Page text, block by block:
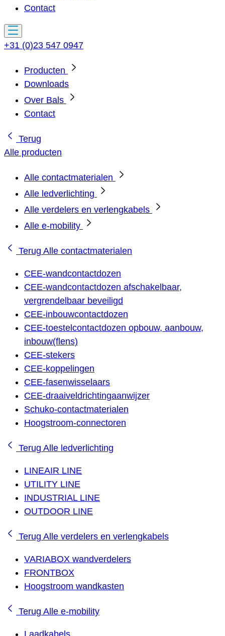
Contact
+31 (0)23 547 0947
Producten
Downloads
Over Bals
Contact
Terug
Alle producten
Alle contactmaterialen
Alle ledverlichting
Alle verdelers en verlengkabels
Alle e-mobility
Terug Alle contactmaterialen
CEE-wandcontactdozen
CEE-wandcontactdozen afschakelbaar,
vergrendelbaar beveiligd
CEE-inbouwcontactdozen
CEE-toestelcontactdozen opbouw, aanbouw,
inbouw(flens)
CEE-stekers
CEE-koppelingen
CEE-fasenwisselaars
CEE-draaiveldrichtingaanwijzer
Schuko-contactmaterialen
Hoogstroom-connectoren
Terug Alle ledverlichting
LINEAIR LINE
UTILITY LINE
INDUSTRIAL LINE
OUTDOOR LINE
Terug Alle verdelers en verlengkabels
VARIABOX wandverdelers
FRONTBOX
Hoogstroom wandkasten
Terug Alle e-mobility
Laadkabels